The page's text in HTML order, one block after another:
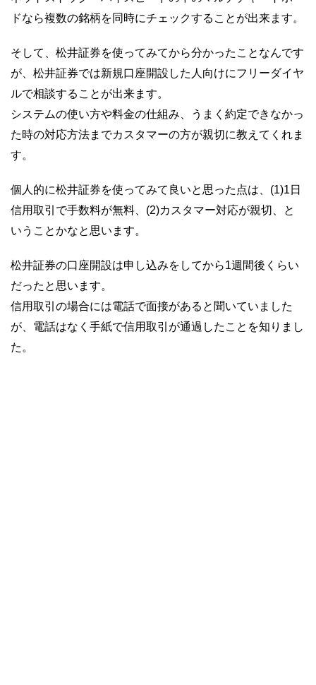
ドなら複数の銘柄を同時にチェックすることが出来ます。
そして、松井証券を使ってみてから分かったことなんです
が、松井証券では新規口座開設した人向けにフリーダイヤ
ルで相談することが出来ます。
システムの使い方や料金の仕組み、うまく約定できなかっ
た時の対応方法までカスタマーの方が親切に教えてくれま
す。
個人的に松井証券を使ってみて良いと思った点は、(1)1日
信用取引で手数料が無料、(2)カスタマー対応が親切、と
いうことかなと思います。
松井証券の口座開設は申し込みをしてから1週間後くらい
だったと思います。
信用取引の場合には電話で面接があると聞いていました
が、電話はなく手紙で信用取引が通過したことを知りまし
た。